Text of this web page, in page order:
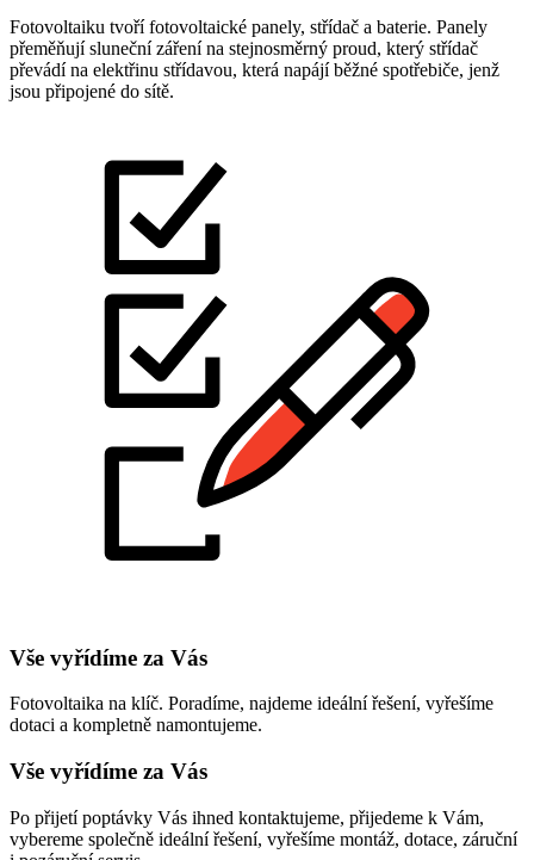
Fotovoltaiku tvoří fotovoltaické panely, střídač a baterie. Panely
přeměňují sluneční záření na stejnosměrný proud, který střídač
převádí na elektřinu střídavou, která napájí běžné spotřebiče, jenž
jsou připojené do sítě.
Vše vyřídíme za Vás
Fotovoltaika na klíč. Poradíme, najdeme ideální řešení, vyřešíme
dotaci a kompletně namontujeme.
Vše vyřídíme za Vás
Po přijetí poptávky Vás ihned kontaktujeme, přijedeme k Vám,
vybereme společně ideální řešení, vyřešíme montáž, dotace, záruční